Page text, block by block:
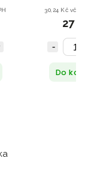
Cocoa -
30,24 Kč
27
Do